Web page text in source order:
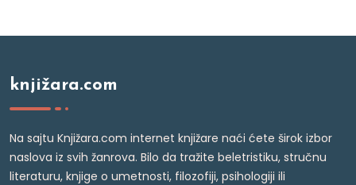
knjižara.com
Na sajtu Knjižara.com internet knjižare naći ćete širok izbor
naslova iz svih žanrova. Bilo da tražite beletristiku, stručnu
literaturu, knjige o umetnosti, filozofiji, psihologiji ili